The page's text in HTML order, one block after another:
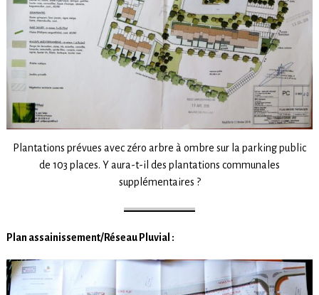
Plantations prévues avec zéro arbre à ombre sur la parking public
de 103 places. Y aura-t-il des plantations communales
supplémentaires ?
Plan assainissement/Réseau Pluvial :